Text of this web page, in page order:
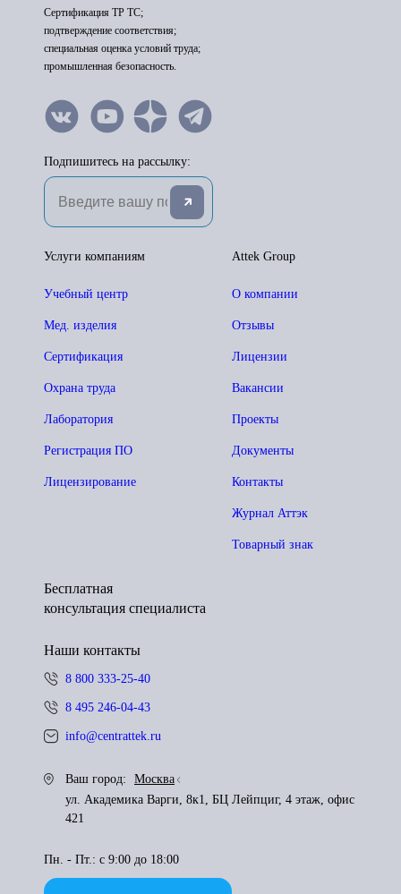
Сертификация ТР ТС;
подтверждение соответствия;
специальная оценка условий труда;
промышленная безопасность.
Подпишитесь на рассылку:
Attek Group
О компании
Отзывы
Лицензии
Вакансии
Проекты
Документы
Контакты
Журнал Аттэк
Товарный знак
Услуги компаниям
Учебный центр
Мед. изделия
Сертификация
Охрана труда
Лаборатория
Регистрация ПО
Лицензирование
Бесплатная
консультация специалиста
Наши контакты
8 800 333-25-40
8 495 246-04-43
info@centrattek.ru
Ваш город:
Москва
ул. Академика Варги, 8к1, БЦ Лейпциг, 4 этаж, офис
421
Пн. - Пт.: с 9:00 до 18:00